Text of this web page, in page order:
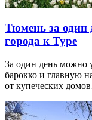
Тюмень за один
города к Туре
За один день можно
барокко и главную
от купеческих